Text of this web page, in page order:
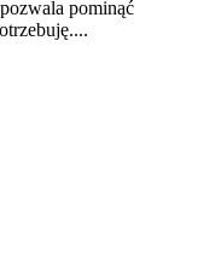
pominąć